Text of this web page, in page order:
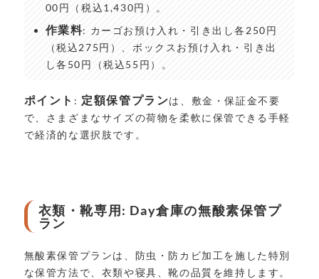
00円（税込1,430円）。
作業料: カーゴお預け入れ・引き出し各250円
（税込275円）、ボックスお預け入れ・引き出
し各50円（税込55円）。
ポイント : 定額保管プランは、敷金・保証金不要
で、さまざまなサイズの荷物を柔軟に保管できる手軽
で経済的な選択肢です。
衣類・靴専用: Day倉庫の無酸素保管プ
ラン
無酸素保管プランは、防虫・防カビ加工を施した特別
な保管方法で、衣類や寝具、靴の品質を維持します。